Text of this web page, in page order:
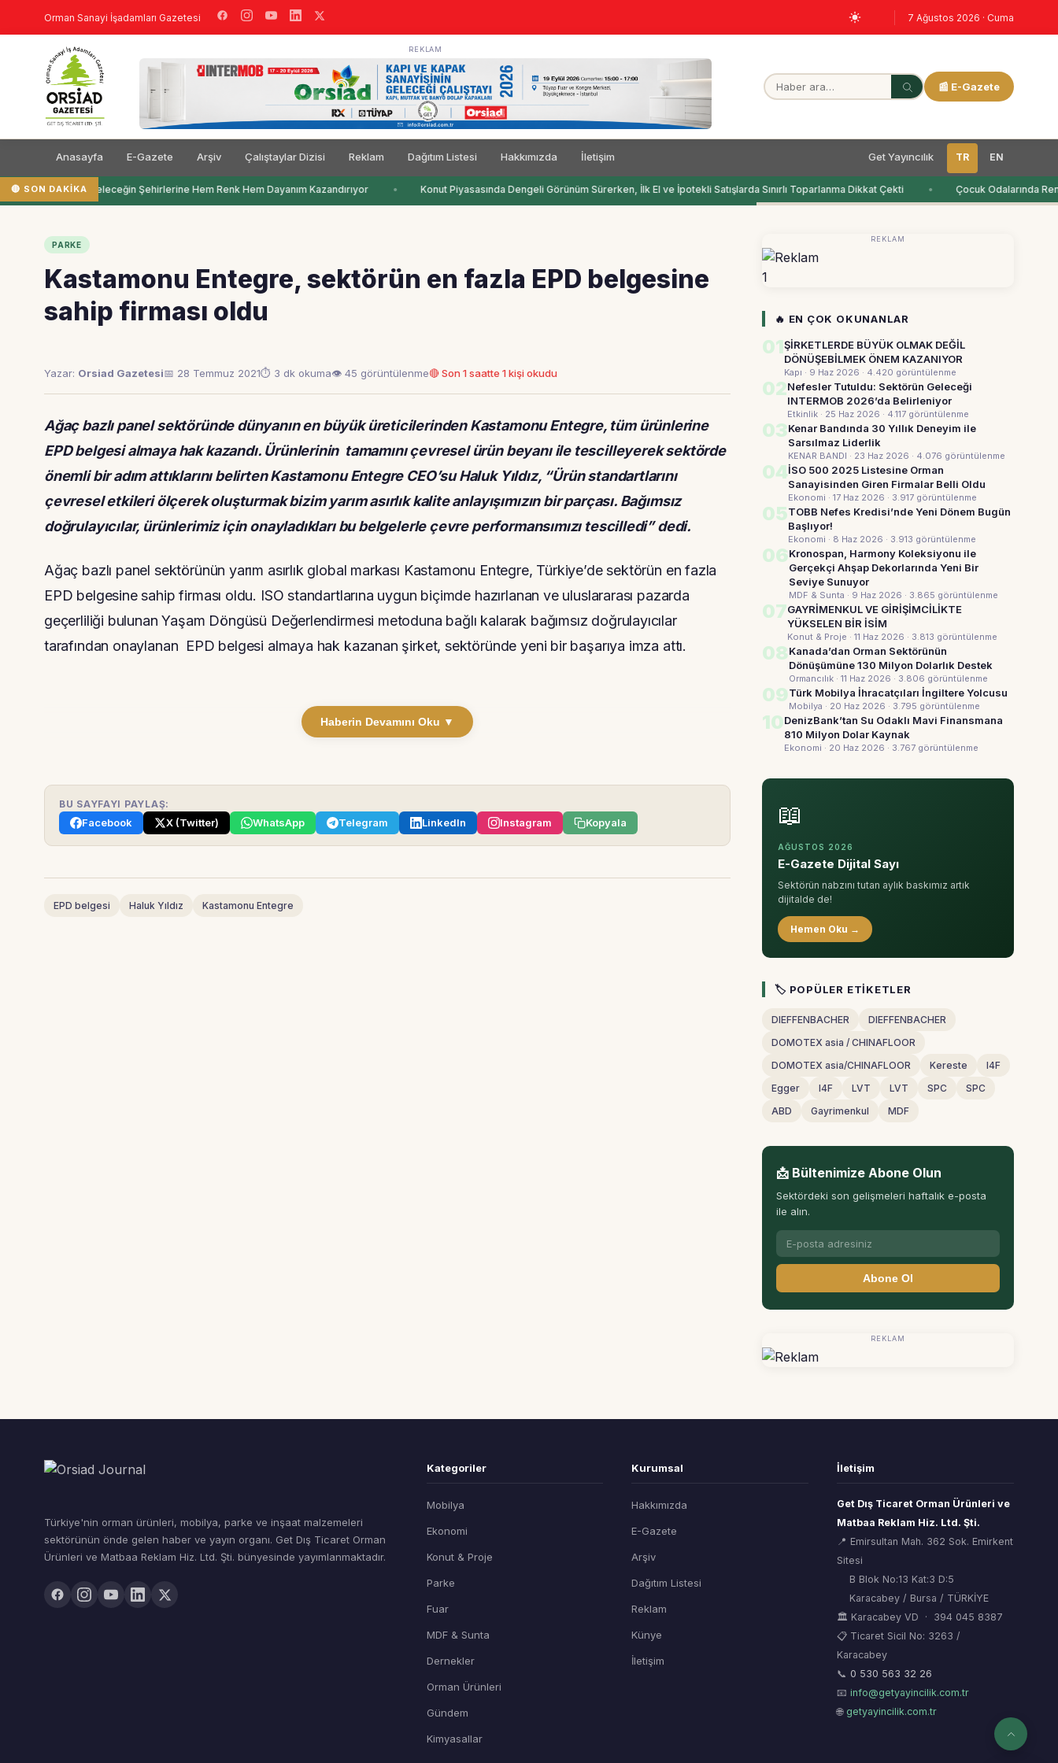
Orman Sanayi İşadamları Gazetesi 7 Ağustos 2026 · Cuma
REKLAM
📰 E-Gazete
Anasayfa E-Gazete Arşiv Çalıştaylar Dizisi Reklam Dağıtım Listesi Hakkımızda İletişim Get Yayıncılık TR EN
🔴 SON DAKIKA
Filli Boya Geleceğin Şehirlerine Hem Renk Hem Dayanım Kazandırıyor Konut Piyasasında Dengeli Görünüm Sürerken, İlk El ve İpotekli Satışlarda Sınırlı Toparlanma Dikkat Çekti Çocuk Odalarında
PARKE
Kastamonu Entegre, sektörün en fazla EPD belgesine
sahip firması oldu
Yazar: Orsiad Gazetesi📅 28 Temmuz 2021⏱ 3 dk okuma👁 45 görüntülenme🔴 Son 1 saatte 1 kişi okudu
Ağaç bazlı panel sektöründe dünyanın en büyük üreticilerinden Kastamonu Entegre, tüm ürünlerine
EPD belgesi almaya hak kazandı. Ürünlerinin tamamını çevresel ürün beyanı ile tescilleyerek sektörde
önemli bir adım attıklarını belirten Kastamonu Entegre CEO’su Haluk Yıldız, “Ürün standartlarını
çevresel etkileri ölçerek oluşturmak bizim yarım asırlık kalite anlayışımızın bir parçası. Bağımsız
doğrulayıcılar, ürünlerimiz için onayladıkları bu belgelerle çevre performansımızı tescilledi” dedi.
Ağaç bazlı panel sektörünün yarım asırlık global markası Kastamonu Entegre, Türkiye’de sektörün en fazla
EPD belgesine sahip firması oldu. ISO standartlarına uygun biçimde hazırlanan ve uluslararası pazarda
geçerliliği bulunan Yaşam Döngüsü Değerlendirmesi metoduna bağlı kalarak bağımsız doğrulayıcılar
tarafından onaylanan EPD belgesi almaya hak kazanan şirket, sektöründe yeni bir başarıya imza attı.
Haberin Devamını Oku ▼
BU SAYFAYI PAYLAŞ:
Facebook X (Twitter) WhatsApp Telegram LinkedIn Instagram Kopyala
EPD belgesi Haluk Yıldız Kastamonu Entegre
REKLAM
1
🔥 EN ÇOK OKUNANLAR
01ŞİRKETLERDE BÜYÜK OLMAK DEĞİL
DÖNÜŞEBİLMEK ÖNEM KAZANIYOR
Kapı · 9 Haz 2026 · 4.420 görüntülenme
02Nefesler Tutuldu: Sektörün Geleceği
INTERMOB 2026’da Belirleniyor
Etkinlik · 25 Haz 2026 · 4.117 görüntülenme
03Kenar Bandında 30 Yıllık Deneyim ile
Sarsılmaz Liderlik
KENAR BANDI · 23 Haz 2026 · 4.076 görüntülenme
04İSO 500 2025 Listesine Orman
Sanayisinden Giren Firmalar Belli Oldu
Ekonomi · 17 Haz 2026 · 3.917 görüntülenme
05TOBB Nefes Kredisi’nde Yeni Dönem Bugün
Başlıyor!
Ekonomi · 8 Haz 2026 · 3.913 görüntülenme
06Kronospan, Harmony Koleksiyonu ile
Gerçekçi Ahşap Dekorlarında Yeni Bir
Seviye Sunuyor
MDF & Sunta · 9 Haz 2026 · 3.865 görüntülenme
07GAYRİMENKUL VE GİRİŞİMCİLİKTE
YÜKSELEN BİR İSİM
Konut & Proje · 11 Haz 2026 · 3.813 görüntülenme
08Kanada’dan Orman Sektörünün
Dönüşümüne 130 Milyon Dolarlık Destek
Ormancılık · 11 Haz 2026 · 3.806 görüntülenme
09Türk Mobilya İhracatçıları İngiltere Yolcusu
Mobilya · 20 Haz 2026 · 3.795 görüntülenme
10DenizBank’tan Su Odaklı Mavi Finansmana
810 Milyon Dolar Kaynak
Ekonomi · 20 Haz 2026 · 3.767 görüntülenme
📖
AĞUSTOS 2026
E-Gazete Dijital Sayı
Sektörün nabzını tutan aylık baskımız artık
dijitalde de!
Hemen Oku →
🏷 POPÜLER ETIKETLER
DIEFFENBACHER
DIEFFENBACHER
DOMOTEX asia / CHINAFLOOR
DOMOTEX asia/CHINAFLOOR
Kereste
I4F
Egger
I4F LVT LVT SPC
SPC
ABD
Gayrimenkul MDF
📩 Bültenimize Abone Olun
Sektördeki son gelişmeleri haftalık e-posta
ile alın.
Abone Ol
REKLAM
Türkiye'nin orman ürünleri, mobilya, parke ve inşaat malzemeleri
sektörünün önde gelen haber ve yayın organı. Get Dış Ticaret Orman
Ürünleri ve Matbaa Reklam Hiz. Ltd. Şti. bünyesinde yayımlanmaktadır.
Kategoriler
Mobilya
Ekonomi
Konut & Proje
Parke
Fuar
MDF & Sunta
Dernekler
Orman Ürünleri
Gündem
Kimyasallar
Kurumsal
Hakkımızda
E-Gazete
Arşiv
Dağıtım Listesi
Reklam
Künye
İletişim
İletişim
Get Dış Ticaret Orman Ürünleri ve
Matbaa Reklam Hiz. Ltd. Şti.
📍 Emirsultan Mah. 362 Sok. Emirkent
Sitesi
B Blok No:13 Kat:3 D:5
Karacabey / Bursa / TÜRKİYE
🏛 Karacabey VD · 394 045 8387
📋 Ticaret Sicil No: 3263 /
Karacabey
📞 0 530 563 32 26
📧info@getyayincilik.com.tr
🌐 getyayincilik.com.tr
ORSİAD AI
Sektörel Hafıza Asistanı